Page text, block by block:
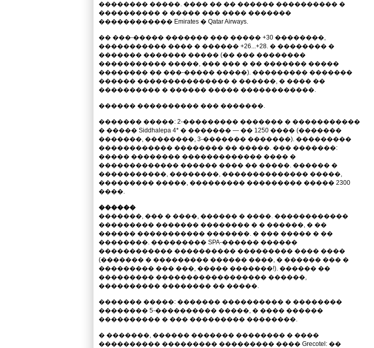
�������� �����. ���� �� �� ������ ���������� �
���������� � ����� ��� ���� �������
������������ Emirates � Qatar Airways.
�� ���-����� ������� ��� ����� +30 ��������,
����������� ���� � ������ +26...+28. � �������� �
������� ������� ����� (�� ��� ��������
����������� �����, ��� ��� � �� ������� �����
�������� �� ���-����� �����). ��������� �������
������ ��������������� � ������, � ���� ��
���������� � ������ ����� ������������.
������ ���������� ��� �������.
������� �����: 2-��������� ������� � �����������
� ����� Siddhalepa 4* � ������� — �� 1250 ���� (�������
�������, ��������, 3-������� �������). ���������
������������ �������� �� �����. ��� �������:
����� �������� ������������� ���� �
������������� ������ ���� �� �����. ������ �
�����������, ��������, �������������� �����,
��������� �����, ��������� ��������� ����� 2300
����.
������
�������, ��� � ����, ������ � ����. ������������
��������� ������� �������� � � ������, � ��
������ ����������� �������. � ��� ����� � ��
��������. ��������� SPA-������ ������
������������ ���������� ��������� ���� ����
(������� � ��������� ������ ����, � ������ ��� �
��������� ��� ���, ����� �������!). ������ ��
��������� ������������������ ������,
���������� �������� �� �����.
������� �����: ������� ���������� � ��������
�������� 5-���������� �����, � ���� ������
���������� � ��� ��������� ��������.
� �������, ������ ������� �������� � ����
���������� ��������� ��������� ���� Grecotel: ��